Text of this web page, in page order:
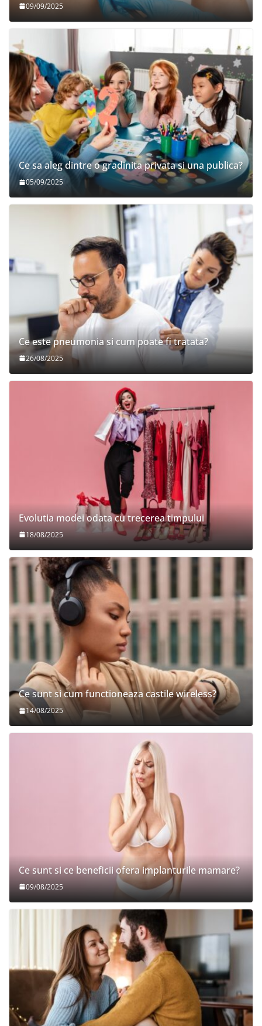
09/09/2025
Ce sa aleg dintre o gradinita privata si una publica?
05/09/2025
Ce este pneumonia si cum poate fi tratata?
26/08/2025
Evolutia modei odata cu trecerea timpului
18/08/2025
Ce sunt si cum functioneaza castile wireless?
14/08/2025
Ce sunt si ce beneficii ofera implanturile mamare?
09/08/2025